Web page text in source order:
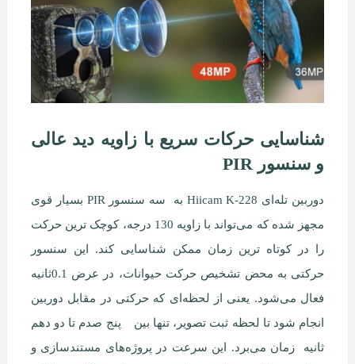
شناسایی حرکات سریع با زاویه دید عالی
و سنسور PIR
دوربین تله‌ای Hiicam K-228 به سه سنسور PIR بسیار قوی
مجهز شده که می‌تواند با زاویه 130 درجه، کوچک ترین حرکت
را در کوتاه ترین زمان ممکن شناسایی کند. این سنسور
حرکتی به محض تشخیص حرکت حیوانات، در عرض 0.1ثانیه
فعال می‌شود. یعنی از لحظه‌ای که حرکتی در مقابل دوربین
انجام شود تا لحظه‌ ثبت تصویر، تنها بین پنج صدم تا دو دهم
ثانیه زمان می‌برد. این سرعت در پروژه‌های مستندسازی و